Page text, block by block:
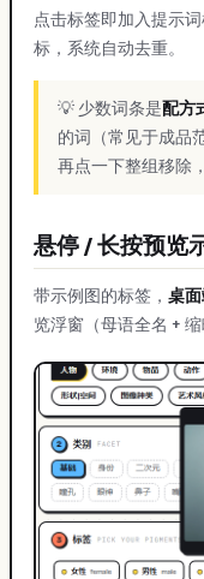
点击标签即加入提示
标，系统自动去重。
💡 少数词条是配方
的词（常见于成品
再点一下整组移除
悬停 / 长按预览
带示例图的标签， 桌
览浮窗（母语全名 + 缩